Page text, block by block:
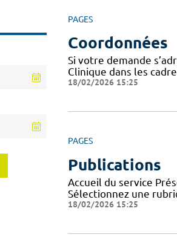
PAGES
Coordonnées
Si votre demande
Clinique dans les
18/02/2026 15:25
PAGES
Publications
Accueil du service
Sélectionnez une
18/02/2026 15:25